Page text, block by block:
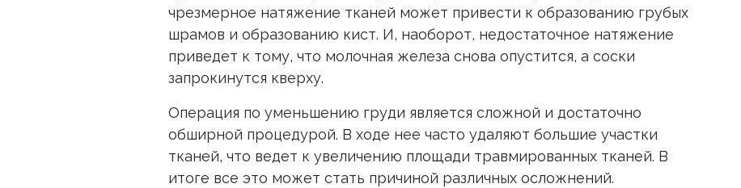
чрезмерное натяжение тканей может привести к образованию грубых
шрамов и образованию кист. И, наоборот, недостаточное натяжение
приведет к тому, что молочная железа снова опустится, а соски
запрокинутся кверху.
Операция по уменьшению груди является сложной и достаточно
обширной процедурой. В ходе нее часто удаляют большие участки
тканей, что ведет к увеличению площади травмированных тканей. В
итоге все это может стать причиной различных осложнений.